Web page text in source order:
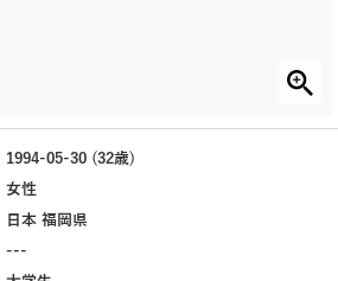
1994-05-30 (32歳)
女性
日本 福岡県
---